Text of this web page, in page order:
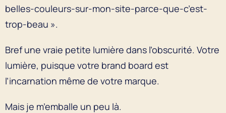
belles-couleurs-sur-mon-site-parce-que-c’est-
trop-beau ».
Bref une vraie petite lumière dans l’obscurité. Votre
lumière, puisque votre brand board est
l’incarnation même de votre marque.
Mais je m’emballe un peu là.